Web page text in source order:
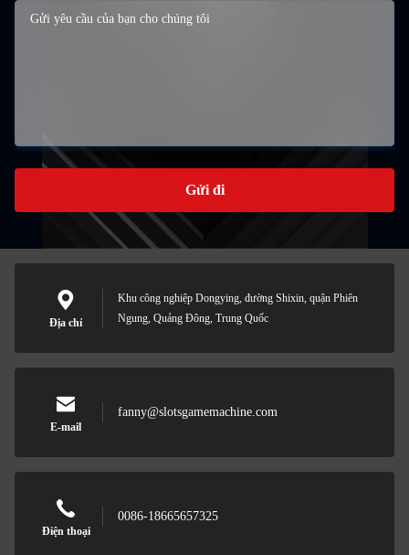
Gửi đi
Địa chỉ
Khu công nghiệp Dongying, đường Shixin, quận Phiên
Ngung, Quảng Đông, Trung Quốc
E-mail
fanny@slotsgamemachine.com
Điện thoại
0086-18665657325